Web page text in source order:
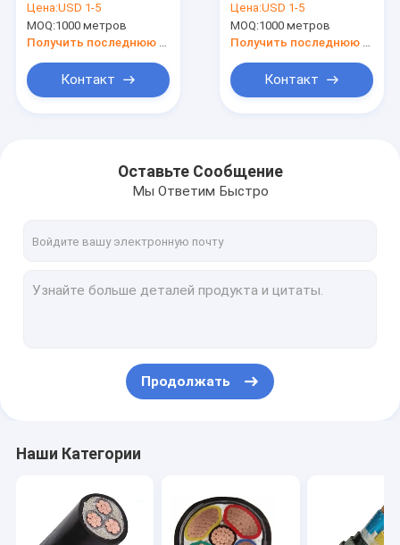
AAAC 120 Mm2 ACSR
алюминиевая
усилила
Цена:USD 1-5
MOQ:1000 метров
Контакт
1CX185 MM2 IEC
61089 проводника
ACAR
Цена:USD 1-5
MOQ:1000 метров
Контакт
Оставьте Сообщение
Мы Ответим Быстро
Продолжать
Наши Категории